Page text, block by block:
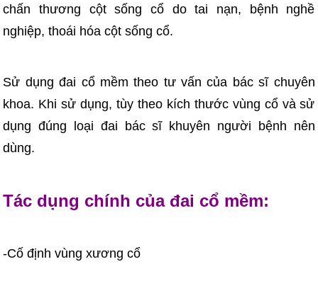
chấn thương cột sống cổ do tai nạn, bệnh nghề
nghiệp, thoái hóa cột sống cổ.
Sử dụng đai cổ mềm theo tư vấn của bác sĩ chuyên
khoa. Khi sử dụng, tùy theo kích thước vùng cổ và sử
dụng đúng loại đai bác sĩ khuyên người bệnh nên
dùng.
Tác dụng chính của đai cổ mềm:
-Cố định vùng xương cổ